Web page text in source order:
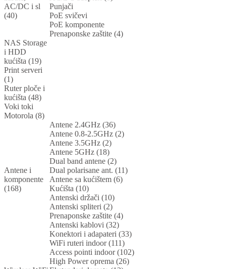
AC/DC i sl
(40)
Punjači
PoE svičevi
PoE komponente
Prenaponske zaštite (4)
NAS Storage
i HDD
kućišta (19)
Print serveri
(1)
Ruter ploče i
kućišta (48)
Voki toki
Motorola (8)
Antene i
komponente
(168)
Antene 2.4GHz (36)
Antene 0.8-2.5GHz (2)
Antene 3.5GHz (2)
Antene 5GHz (18)
Dual band antene (2)
Dual polarisane ant. (11)
Antene sa kućištem (6)
Kućišta (10)
Antenski držači (10)
Antenski spliteri (2)
Prenaponske zaštite (4)
Antenski kablovi (32)
Konektori i adapateri (33)
WiFi ruteri indoor (111)
Access pointi indoor (102)
High Power oprema (26)